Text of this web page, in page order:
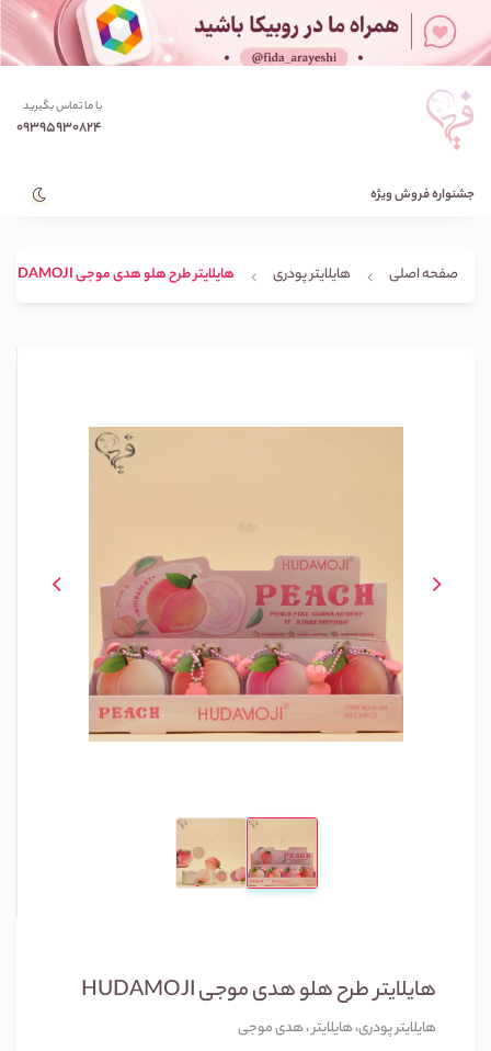
با ما تماس بگیرید
09395930824
جشنواره فروش ویژه
صفحه اصلی هایلایتر پودری هایلایتر طرح هلو هدی موجی HUDAMOJI
هایلایتر طرح هلو هدی موجی HUDAMOJI
هایلایتر پودری، هایلایتر ، هدی موجی